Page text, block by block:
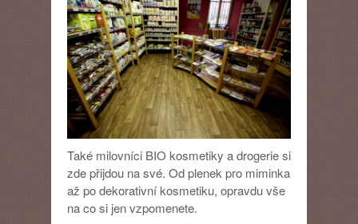
Také milovníci BIO kosmetiky a drogerie si
zde přijdou na své. Od plenek pro miminka
až po dekorativní kosmetiku, opravdu vše
na co si jen vzpomenete.